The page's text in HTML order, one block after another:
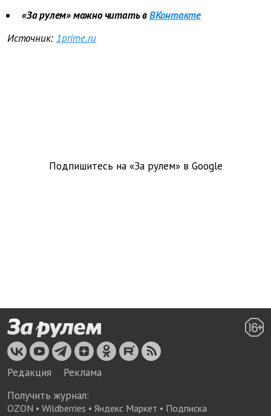
«За рулем» можно читать вВКонтакте
Источник: 1prime.ru
Подпишитесь на «За рулем» в Google
Редакция
Реклама
Получить журнал:
OZON • Wildberries • Яндекс Маркет • Подписка